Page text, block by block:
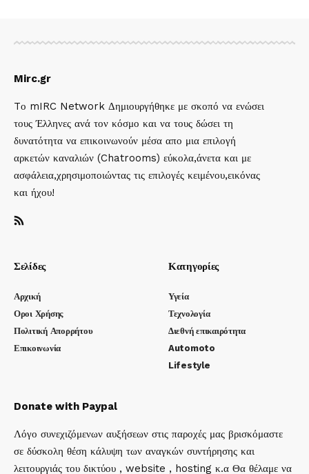
Mirc.gr
Tο mIRC Network Δημιουργήθηκε με σκοπό να ενώσει
τους Έλληνες ανά τον κόσμο και να τους δώσει τη
δυνατότητα να επικοινωνούν μέσα απο μια επιλογή
αρκετών καναλιών (Chatrooms) εύκολα,άνετα και με
ασφάλεια,χρησιμοποιώντας τις επιλογές κειμένου,εικόνας
και ήχου!
Σελίδες
Αρχική
Οροι Χρήσης
Πολιτική Απορρήτου
Επικοινωνία
Κατηγορίες
Υγεία
Τεχνολογία
Διεθνή επικαιρότητα
Automoto
Lifestyle
Donate with Paypal
Λόγο συνεχιζόμενων αυξήσεων στις παροχές μας βρισκόμαστε
σε δύσκολη θέση κάλυψη των αναγκών συντήρησης και
λειτουργιάς του δικτύου , website , hosting κ.α Θα θέλαμε να